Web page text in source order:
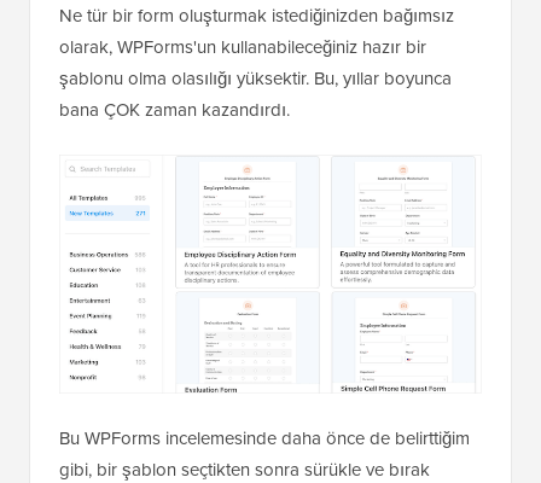
Ne tür bir form oluşturmak istediğinizden bağımsız
olarak, WPForms'un kullanabileceğiniz hazır bir
şablonu olma olasılığı yüksektir. Bu, yıllar boyunca
bana ÇOK zaman kazandırdı.
Bu WPForms incelemesinde daha önce de belirttiğim
gibi, bir şablon seçtikten sonra sürükle ve bırak